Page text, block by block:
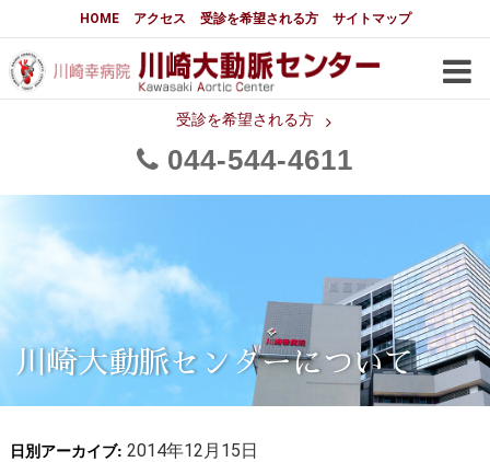
HOME アクセス 受診を希望される方 サイトマップ
受診を希望される方
044 544 4611
大動脈センターについて
はじめに 大動脈センターについて
メディアでの紹介
都道府県別患者マップ 都道府県別紹介病院
大動脈瘤について 基本編
3分でわかる大動脈瘤・大動脈
大動脈瘤
大動脈解離（解離性大動脈瘤）
胸部大動脈瘤の治療
腹部大動脈瘤の治療
川崎大動脈センターについて
日別アーカイブ: 2014年12月15日